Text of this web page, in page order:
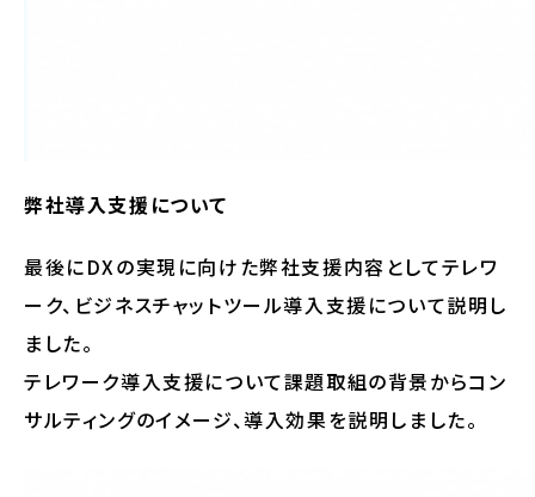
弊社導入支援について
最後にDXの実現に向けた弊社支援内容としてテレワ
ーク、ビジネスチャットツール導入支援について説明し
ました。
テレワーク導入支援について課題取組の背景からコン
サルティングのイメージ、導入効果を説明しました。